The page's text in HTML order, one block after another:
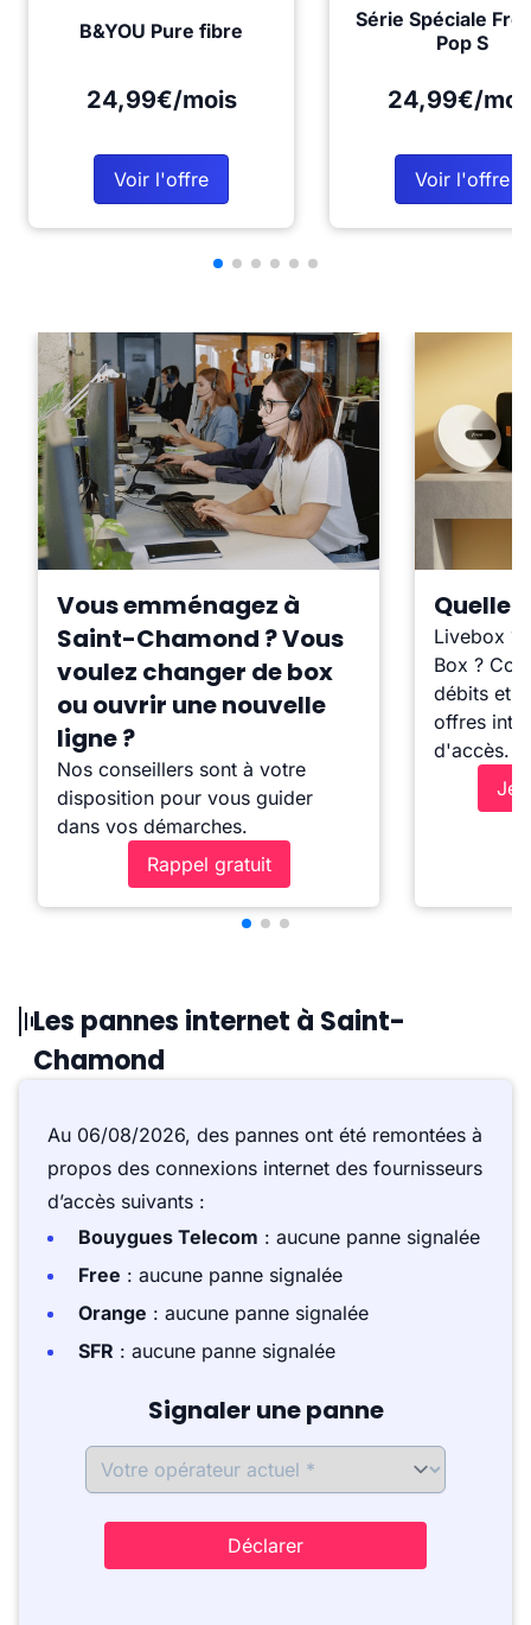
B&YOU Pure fibre
24,99€/mois
Voir l'offre
Série Spéciale
Pop S
24,99€/
Voir l'offre
Vous emménagez à
Saint-Chamond ? Vous
voulez changer de box
ou ouvrir une nouvelle
ligne ?
Nos conseillers sont à votre
disposition pour vous guider
dans vos démarches.
Rappel gratuit
Quelle
Livebox ?
Box ?
débits et
offres
d'accès.
Je
Les pannes internet à Saint-
Chamond
Au 06/08/2026, des pannes ont été remontées à
propos des connexions internet des fournisseurs
d’accès suivants :
Bouygues Telecom : aucune panne signalée
Free : aucune panne signalée
Orange : aucune panne signalée
SFR : aucune panne signalée
Signaler une panne
Déclarer